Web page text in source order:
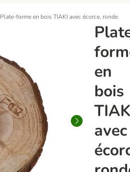
Plate-forme en bois TIAKI avec écorce, ronde
en
bois
avec